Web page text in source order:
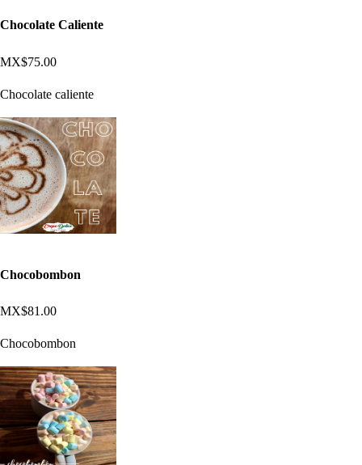
Chocolate Caliente
MX$75.00
Chocolate caliente
Chocobombon
MX$81.00
Chocobombon